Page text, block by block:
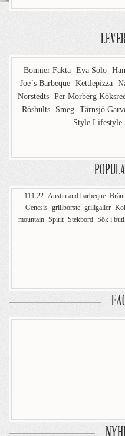
Bonnier Fakta Eva Solo
Joe´s Barbeque Kettlepizza
Norstedts Per Morberg
Röshults
Smeg Tärnsjö
Style Lifestyle
111 22 Austin and barbeque
Genesis grillborste grillgaller Kol
mountain Spirit Stekbord Sök i